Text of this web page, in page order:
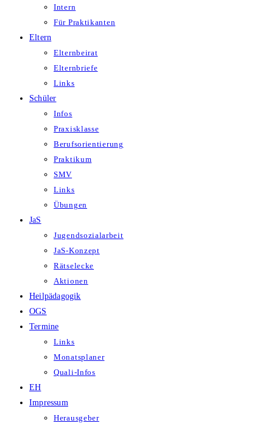
Intern
Für Praktikanten
Eltern
Elternbeirat
Elternbriefe
Links
Schüler
Infos
Praxisklasse
Berufsorientierung
Praktikum
SMV
Links
Übungen
JaS
Jugendsozialarbeit
JaS-Konzept
Rätselecke
Aktionen
Heilpädagogik
OGS
Termine
Links
Monatsplaner
Quali-Infos
EH
Impressum
Herausgeber